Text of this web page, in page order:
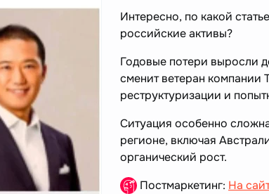
Интересно, по какой
российские активы?
Годовые потери выросли
сменит ветеран компании
реструктуризации и
Ситуация особенно
регионе, включая
органический рост.
Постмаркетинг: На